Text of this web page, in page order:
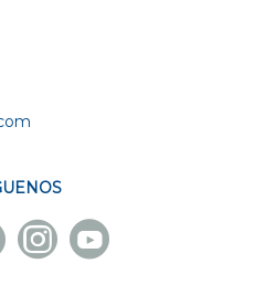
Instagram
Novelec
Youtube
Novelec